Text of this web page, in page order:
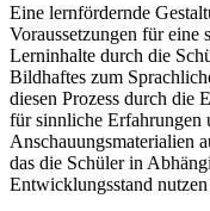
Eine lernfördernde
Voraussetzungen für eine
Lerninhalte durch die
Bildhaftes zum
diesen Prozess durch die
für sinnliche Erfahrungen
Anschauungsmaterialien
das die Schüler in
Entwicklungsstand